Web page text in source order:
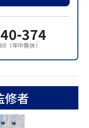
374
（年中無休）
修者